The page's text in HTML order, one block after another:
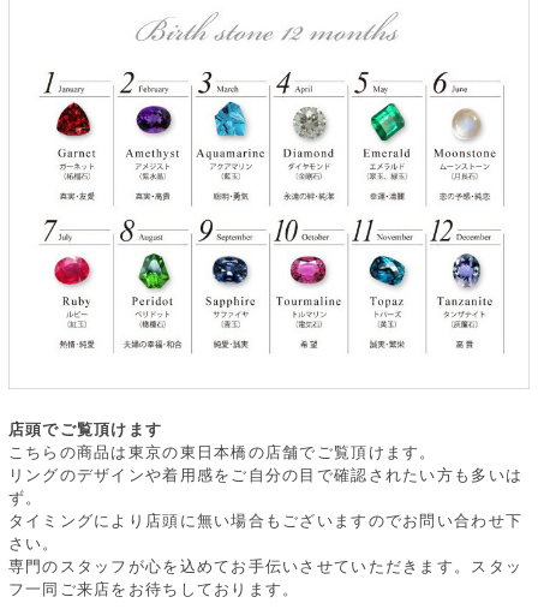
店頭でご覧頂けます
こちらの商品は東京の東日本橋の店舗でご覧頂けます。
リングのデザインや着用感をご自分の目で確認されたい方も多いは
ず。
タイミングにより店頭に無い場合もございますのでお問い合わせ下
さい。
専門のスタッフが心を込めてお手伝いさせていただきます。スタッ
フ一同ご来店をお待ちしております。